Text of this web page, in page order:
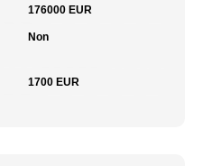
176000 EUR
Non
1700 EUR